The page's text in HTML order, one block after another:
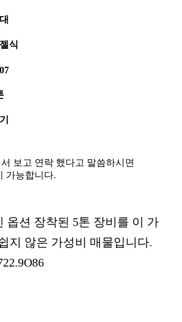
식
보고 연락 했다고 말씀하시면
가능합니다.
옵션 장착된 5톤 장비를 이 가
지 않은 가성비 매물입니다.